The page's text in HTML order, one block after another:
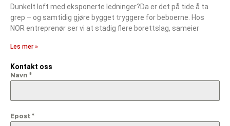
Dunkelt loft med eksponerte ledninger?Da er det på tide å ta
grep – og samtidig gjøre bygget tryggere for beboerne. Hos
NOR entreprenør ser vi at stadig flere borettslag, sameier
Les mer »
Kontakt oss
Navn *
Epost *